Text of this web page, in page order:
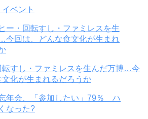
ベント
転すし・ファミレスを生んだ万博…今
文化が生まれるだろうか